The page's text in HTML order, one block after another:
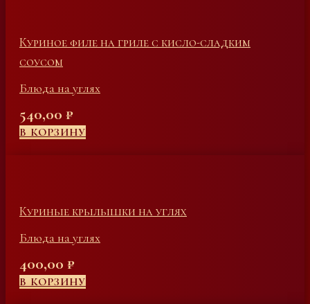
Куриное филе на гриле с кисло-сладким
соусом
Блюда на углях
540,00 ₽
В КОРЗИНУ
Куриные крылышки на углях
Блюда на углях
400,00 ₽
В КОРЗИНУ